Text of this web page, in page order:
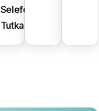
Selefon
Tutkalları